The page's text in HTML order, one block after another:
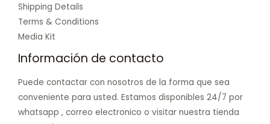
Shipping Details
Terms & Conditions
Media Kit
Información de contacto
Puede contactar con nosotros de la forma que sea
conveniente para usted. Estamos disponibles 24/7 por
whatsapp , correo electronico o visitar nuestra tienda